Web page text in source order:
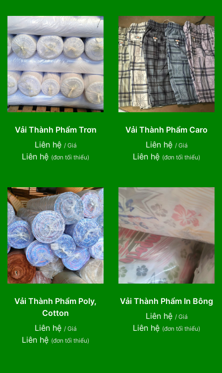
Vải Thành Phẩm Trơn
Liên hệ / Giá
Liên hệ (đơn tối thiểu)
Vải Thành Phẩm Caro
Liên hệ / Giá
Liên hệ (đơn tối thiểu)
Vải Thành Phẩm Poly,
Cotton
Liên hệ / Giá
Liên hệ (đơn tối thiểu)
Vải Thành Phẩm In Bông
Liên hệ / Giá
Liên hệ (đơn tối thiểu)